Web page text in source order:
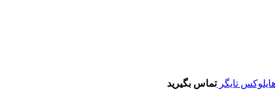
تماس بگیرید